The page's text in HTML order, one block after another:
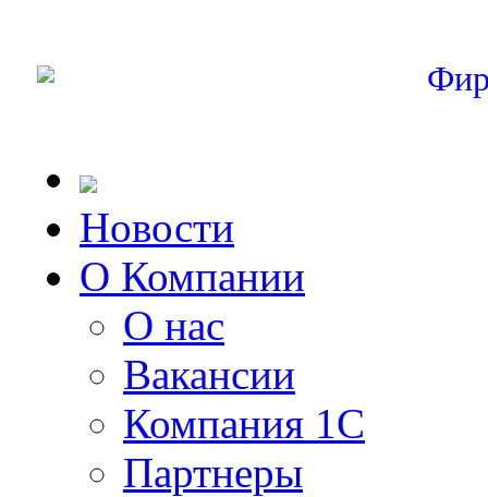
Новости
О Компании
О нас
Вакансии
Компания 1С
Партнеры